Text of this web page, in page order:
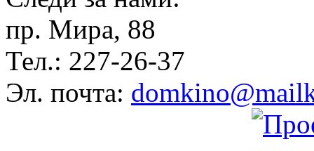
пр. Мира, 88
Тел.: 227-26-37
Эл. почта: